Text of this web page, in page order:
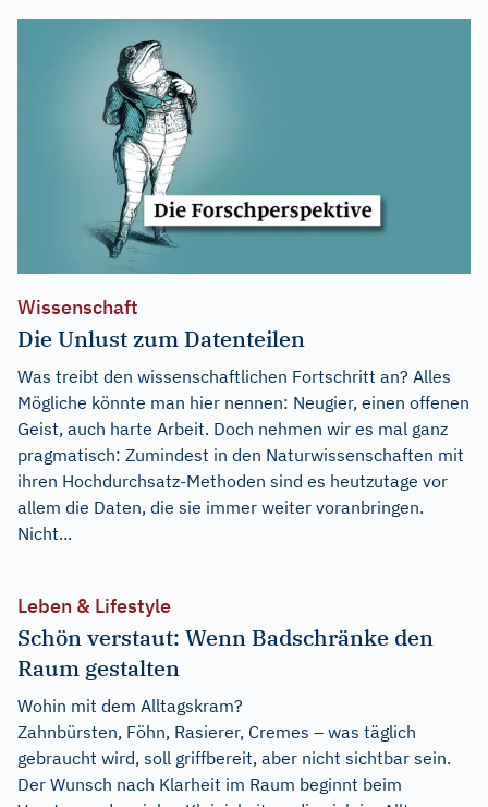
Wissenschaft
Die Unlust zum Datenteilen
Was treibt den wissenschaftlichen Fortschritt an? Alles
Mögliche könnte man hier nennen: Neugier, einen offenen
Geist, auch harte Arbeit. Doch nehmen wir es mal ganz
pragmatisch: Zumindest in den Naturwissenschaften mit
ihren Hochdurchsatz-Methoden sind es heutzutage vor
allem die Daten, die sie immer weiter voranbringen.
Nicht...
Leben & Lifestyle
Schön verstaut: Wenn Badschränke den
Raum gestalten
Wohin mit dem Alltagskram?
Zahnbürsten, Föhn, Rasierer, Cremes – was täglich
gebraucht wird, soll griffbereit, aber nicht sichtbar sein.
Der Wunsch nach Klarheit im Raum beginnt beim